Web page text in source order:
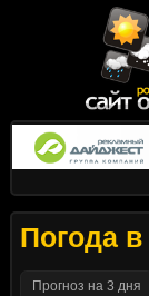
Погода
Прогноз на 3 дня